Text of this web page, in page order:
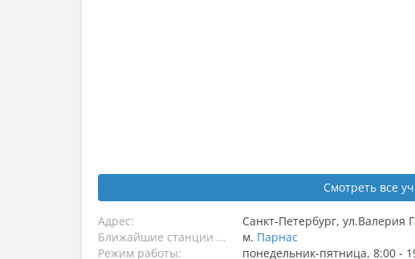
Смотреть все
Адрес: Санкт-Петербург, ул.Валерия
Ближайшие станции метро:
м. Парнас
Режим работы:
понедельник-пятница, 8:00 -